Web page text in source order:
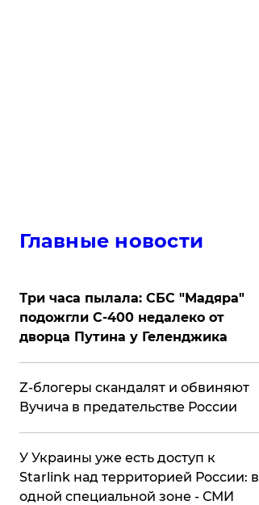
Главные новости
Три часа пылала: СБС "Мадяра"
подожгли С-400 недалеко от
дворца Путина у Геленджика
Z-блогеры скандалят и обвиняют
Вучича в предательстве России
У Украины уже есть доступ к
Starlink над территорией России: в
одной специальной зоне - СМИ